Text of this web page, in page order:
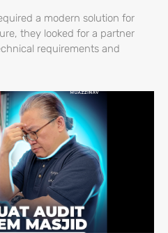
a modern solution for
they looked for a partner
requirements and